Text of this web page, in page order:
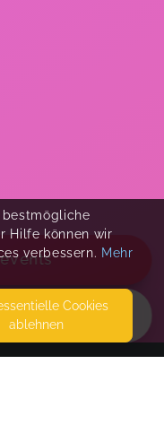
bestmögliche
Hilfe können wir
verbessern. Mehr
Cookies
ablehnen